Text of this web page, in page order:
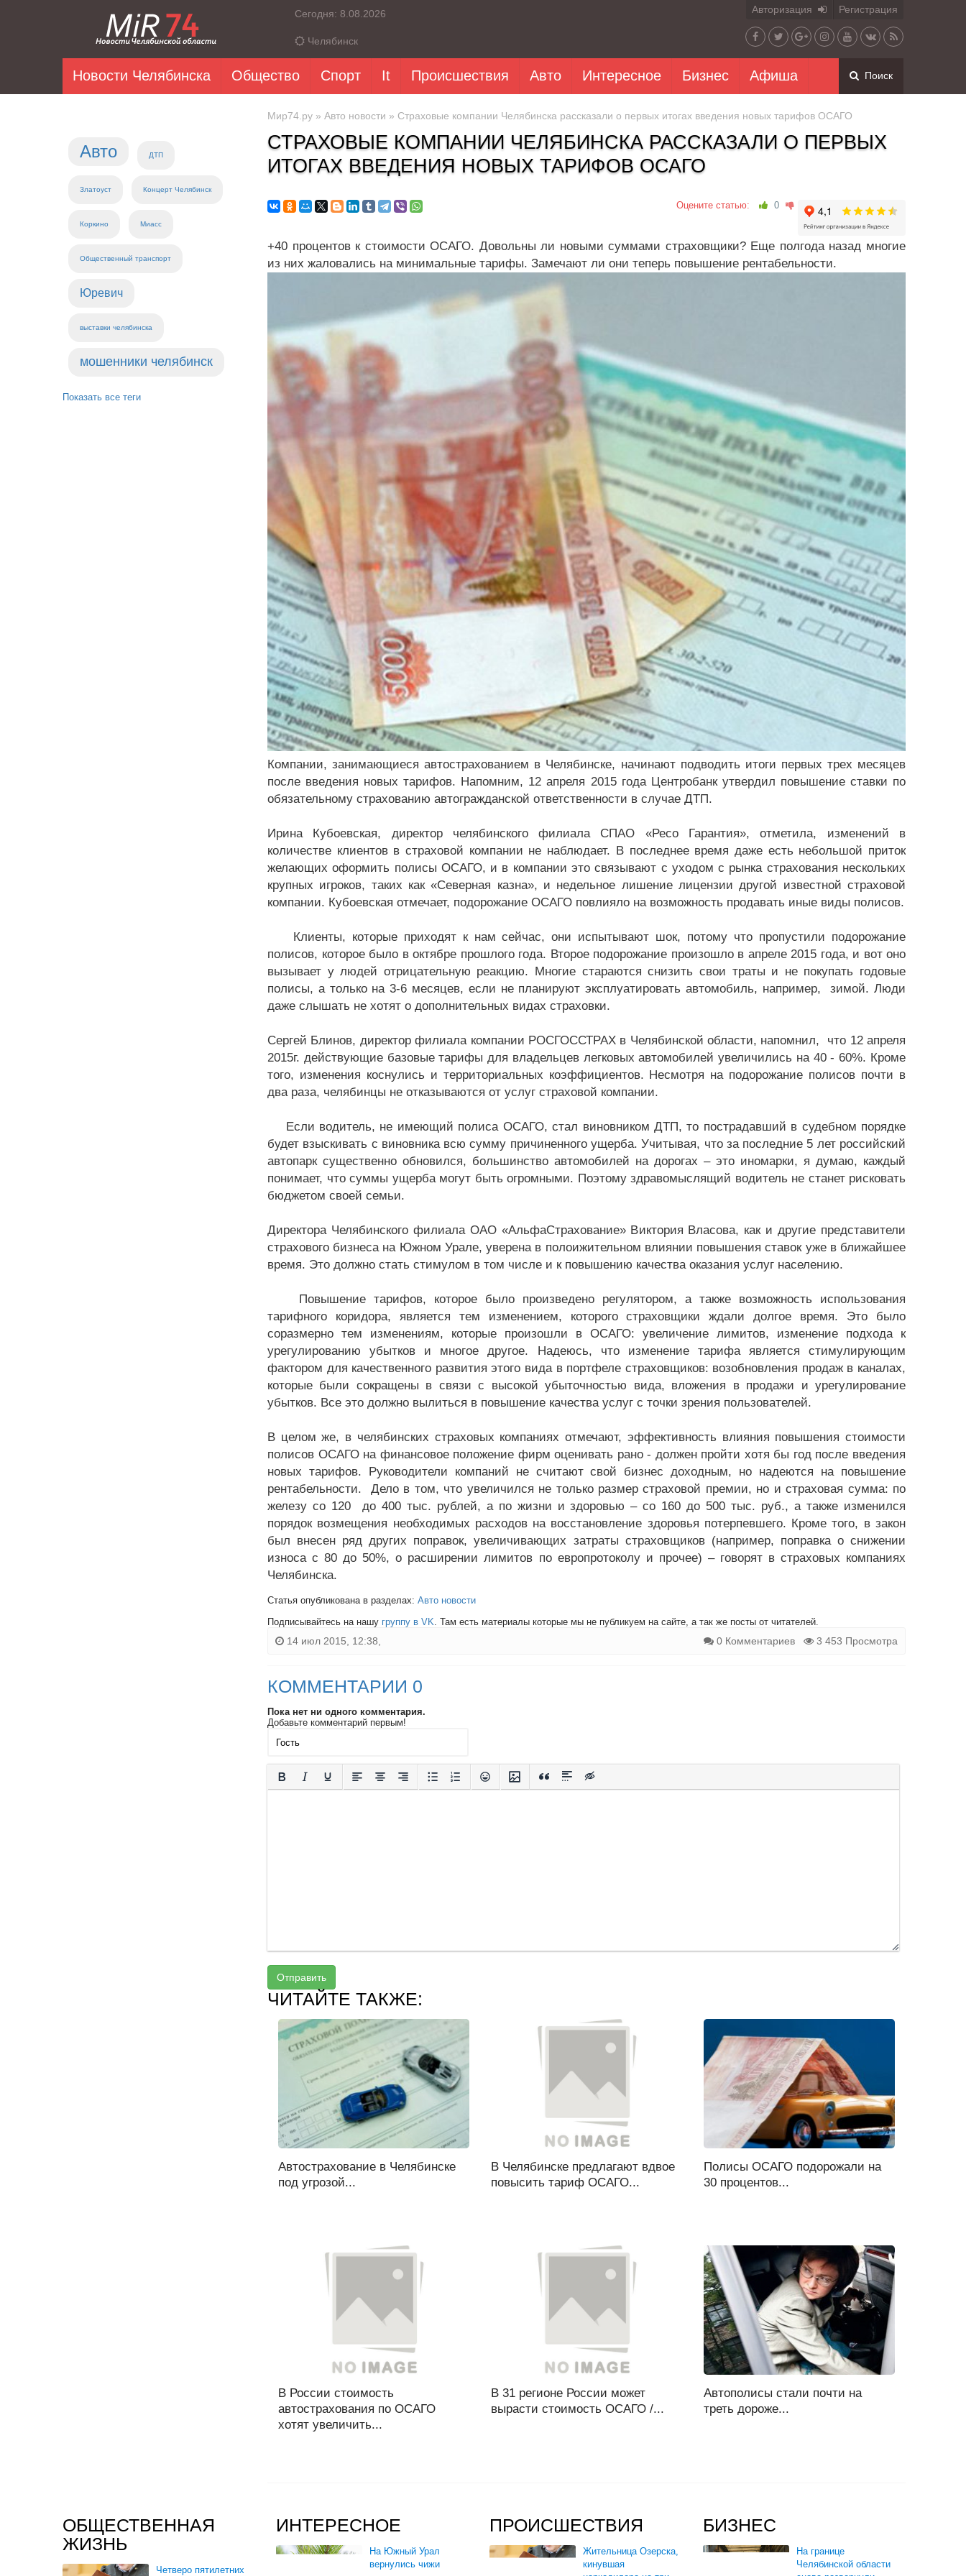
Сегодня: 8.08.2026
Челябинск
Авторизация Регистрация
Новости Челябинска Общество Спорт It Происшествия Авто Интересное Бизнес Афиша Поиск
Авто ДТП
Златоуст Концерт Челябинск
Коркино Миасс
Общественный транспорт
Юревич
выставки челябинска
мошенники челябинск
Показать все теги
Мир74.ру » Авто новости » Страховые компании Челябинска рассказали о первых итогах введения новых тарифов ОСАГО
СТРАХОВЫЕ КОМПАНИИ ЧЕЛЯБИНСКА РАССКАЗАЛИ О ПЕРВЫХ
ИТОГАХ ВВЕДЕНИЯ НОВЫХ ТАРИФОВ ОСАГО
Оцените статью: 0
+40 процентов к стоимости ОСАГО. Довольны ли новыми суммами страховщики? Еще полгода назад многие
из них жаловались на минимальные тарифы. Замечают ли они теперь повышение рентабельности.
Компании, занимающиеся автострахованием в Челябинске, начинают подводить итоги первых трех месяцев
после введения новых тарифов. Напомним, 12 апреля 2015 года Центробанк утвердил повышение ставки по
обязательному страхованию автогражданской ответственности в случае ДТП.
Ирина Кубоевская, директор челябинского филиала СПАО «Ресо Гарантия», отметила, изменений в
количестве клиентов в страховой компании не наблюдает. В последнее время даже есть небольшой приток
желающих оформить полисы ОСАГО, и в компании это связывают с уходом с рынка страхования нескольких
крупных игроков, таких как «Северная казна», и недельное лишение лицензии другой известной страховой
компании. Кубоевская отмечает, подорожание ОСАГО повлияло на возможность продавать иные виды полисов.
Клиенты, которые приходят к нам сейчас, они испытывают шок, потому что пропустили подорожание
полисов, которое было в октябре прошлого года. Второе подорожание произошло в апреле 2015 года, и вот оно
вызывает у людей отрицательную реакцию. Многие стараются снизить свои траты и не покупать годовые
полисы, а только на 3-6 месяцев, если не планируют эксплуатировать автомобиль, например, зимой. Люди
даже слышать не хотят о дополнительных видах страховки.
Сергей Блинов, директор филиала компании РОСГОССТРАХ в Челябинской области, напомнил, что 12 апреля
2015г. действующие базовые тарифы для владельцев легковых автомобилей увеличились на 40 - 60%. Кроме
того, изменения коснулись и территориальных коэффициентов. Несмотря на подорожание полисов почти в
два раза, челябинцы не отказываются от услуг страховой компании.
Если водитель, не имеющий полиса ОСАГО, стал виновником ДТП, то пострадавший в судебном порядке
будет взыскивать с виновника всю сумму причиненного ущерба. Учитывая, что за последние 5 лет российский
автопарк существенно обновился, большинство автомобилей на дорогах – это иномарки, я думаю, каждый
понимает, что суммы ущерба могут быть огромными. Поэтому здравомыслящий водитель не станет рисковать
бюджетом своей семьи.
Директора Челябинского филиала ОАО «АльфаСтрахование» Виктория Власова, как и другие представители
страхового бизнеса на Южном Урале, уверена в полоижительном влиянии повышения ставок уже в ближайшее
время. Это должно стать стимулом в том числе и к повышению качества оказания услуг населению.
Повышение тарифов, которое было произведено регулятором, а также возможность использования
тарифного коридора, является тем изменением, которого страховщики ждали долгое время. Это было
соразмерно тем изменениям, которые произошли в ОСАГО: увеличение лимитов, изменение подхода к
урегулированию убытков и многое другое. Надеюсь, что изменение тарифа является стимулирующим
фактором для качественного развития этого вида в портфеле страховщиков: возобновления продаж в каналах,
которые были сокращены в связи с высокой убыточностью вида, вложения в продажи и урегулирование
убытков. Все это должно вылиться в повышение качества услуг с точки зрения пользователей.
В целом же, в челябинских страховых компаниях отмечают, эффективность влияния повышения стоимости
полисов ОСАГО на финансовое положение фирм оценивать рано - должен пройти хотя бы год после введения
новых тарифов. Руководители компаний не считают свой бизнес доходным, но надеются на повышение
рентабельности. Дело в том, что увеличился не только размер страховой премии, но и страховая сумма: по
железу со 120 до 400 тыс. рублей, а по жизни и здоровью – со 160 до 500 тыс. руб., а также изменился
порядок возмещения необходимых расходов на восстановление здоровья потерпевшего. Кроме того, в закон
был внесен ряд других поправок, увеличивающих затраты страховщиков (например, поправка о снижении
износа с 80 до 50%, о расширении лимитов по европротоколу и прочее) – говорят в страховых компаниях
Челябинска.
Статья опубликована в разделах: Авто новости
Подписывайтесь на нашу группу в VK. Там есть материалы которые мы не публикуем на сайте, а так же посты от читателей.
14 июл 2015, 12:38, 0 Комментариев 3 453 Просмотра
КОММЕНТАРИИ 0
Пока нет ни одного комментария.
Добавьте комментарий первым!
Отправить
ЧИТАЙТЕ ТАКЖЕ:
Автострахование в Челябинске
под угрозой...
В Челябинске предлагают вдвое
повысить тариф ОСАГО...
Полисы ОСАГО подорожали на
30 процентов...
В России стоимость
автострахования по ОСАГО
хотят увеличить...
В 31 регионе России может
вырасти стоимость ОСАГО /...
Автополисы стали почти на
треть дороже...
ОБЩЕСТВЕННАЯ
ЖИЗНЬ
Четверо пятилетних
ИНТЕРЕСНОЕ
На Южный Урал
вернулись чижи
ПРОИСШЕСТВИЯ
Жительница Озерска,
кинувшая
БИЗНЕС
На границе
Челябинской области